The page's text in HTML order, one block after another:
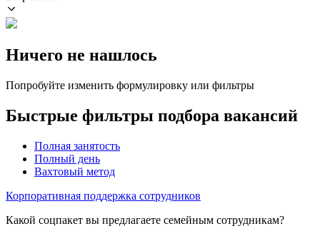
Ничего не нашлось
Попробуйте изменить формулировку или фильтры
Быстрые фильтры подбора вакансий
Полная занятость
Полный день
Вахтовый метод
Корпоративная поддержка сотрудников
Какой соцпакет вы предлагаете семейным сотрудникам?